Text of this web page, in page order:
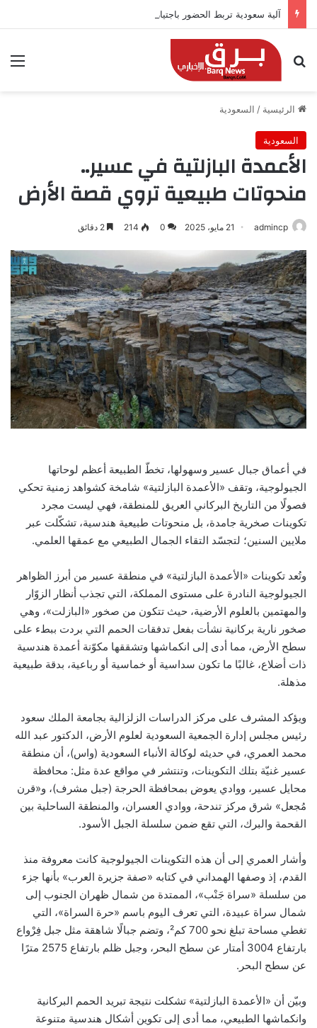
آلية سعودية تربط الحضور باجتياز الدورات
بحث عن
الرئيسية / السعودية
السعودية
الأعمدة البازلتية في عسير..
منحوتات طبيعية تروي قصة الأرض
admincp 21 مايو، 2025 0
214
في أعماق جبال عسير وسهولها، تخطّ الطبيعة أعظم لوحاتها
الجيولوجية، وتقف «الأعمدة البازلتية» شامخة كشواهد زمنية تحكي
فصولًا من التاريخ البركاني العريق للمنطقة، فهي ليست مجرد
تكوينات صخرية جامدة، بل منحوتات طبيعية هندسية، تشكّلت عبر
ملايين السنين؛ لتجسّد التقاء الجمال الطبيعي مع عمقها العلمي.
وتُعد تكوينات «الأعمدة البازلتية» في منطقة عسير من أبرز الظواهر
الجيولوجية النادرة على مستوى المملكة، التي تجذب أنظار الزوّار
والمهتمين بالعلوم الأرضية، حيث تتكون من صخور «البازلت»، وهي
صخور نارية بركانية نشأت بفعل تدفقات الحمم التي بردت ببطء على
سطح الأرض، مما أدى إلى انكماشها وتشققها مكوّنة أعمدة هندسية
ذات أضلاع، غالبًا ما تكون سداسية أو خماسية أو رباعية، بدقة طبيعية
مذهلة.
ويؤكد المشرف على مركز الدراسات الزلزالية بجامعة الملك سعود
رئيس مجلس إدارة الجمعية السعودية لعلوم الأرض، الدكتور عبد الله
محمد العمري، في حديثه لوكالة الأنباء السعودية (واس)، أن منطقة
عسير غنيّة بتلك التكوينات، وتنتشر في مواقع عدة مثل: محافظة
محايل عسير، ووادي يعوض بمحافظة الحرجة (جبل مشرف)، و«قرن
مُجعل» شرق مركز تندحة، ووادي العسران، والمنطقة الساحلية بين
القحمة والبرك، التي تقع ضمن سلسلة الجبل الأسود.
وأشار العمري إلى أن هذه التكوينات الجيولوجية كانت معروفة منذ
القدم، إذ وصفها الهمداني في كتابه «صفة جزيرة العرب» بأنها جزء
من سلسلة «سراة جَنْب»، الممتدة من شمال ظهران الجنوب إلى
شمال سراة عبيدة، التي تعرف اليوم باسم «حرة السراة»، التي
تغطي مساحة تبلغ نحو 700 كم²، وتضم جبالًا شاهقة مثل جبل فِرْواع
بارتفاع 3004 أمتار عن سطح البحر، وجبل ظلم بارتفاع 2575 مترًا
عن سطح البحر.
وبيّن أن «الأعمدة البازلتية» تشكلت نتيجة تبريد الحمم البركانية
وانكماشها الطبيعي، مما أدى إلى تكوين أشكال هندسية متنوعة